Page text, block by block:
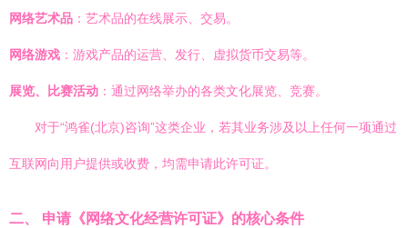
网络艺术品 ：艺术品的在线展示、交易。
网络游戏 ：游戏产品的运营、发行、虚拟货币交易等。
展览、比赛活动 ：通过网络举办的各类文化展览、竞赛。
对于“鸿雀(北京)咨询”这类企业，若其业务涉及以上任何一项通过
互联网向用户提供或收费，均需申请此许可证。
二、 申请《网络文化经营许可证》的核心条件